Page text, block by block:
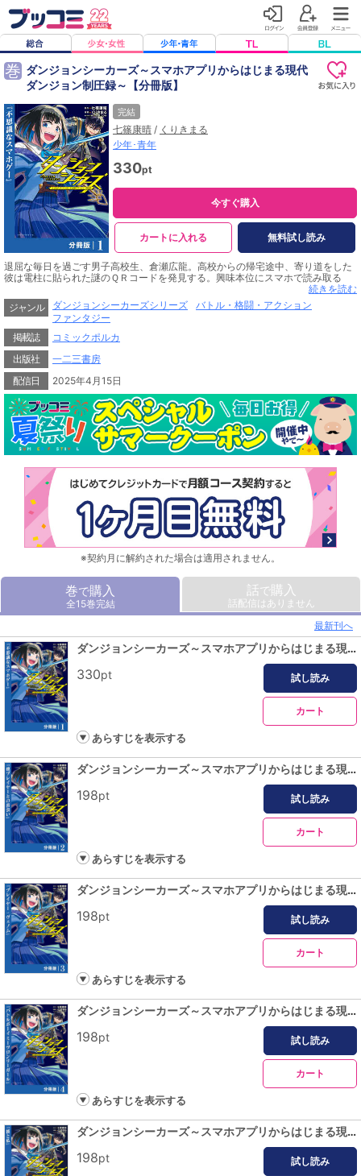
巻 ダンジョンシーカーズ～スマホアプリからはじまる現代
ダンジョン制圧録～【分冊版】
完結
七篠康晴 / くりきまる
少年･青年
330pt
今すぐ購入
カートに入れる 無料試し読み
退屈な毎日を過ごす男子高校生、倉瀬広龍。高校からの帰宅途中、寄り道をした
彼は電柱に貼られた謎のＱＲコードを発見する。興味本位にスマホで読み取る
と、とあるゲームアプリがダウンロードされた。アプリの名は、『ダンジョンシ
ーカーズ』。それはカメラ機能を使うことで、モンスターが跋扈するダンジョン
へと転移できてしまう摩訶不思議な代物で……！？
続きを読む
ジャンル
ダンジョンシーカーズシリーズ
バトル・格闘・アクション
ファンタジー
掲載誌
コミックポルカ
出版社
一二三書房
配信日
2025年4月15日
※契約月に解約された場合は適用されません。
巻で購入
全15巻完結
話で購入
話配信はありません
最新刊へ
ダンジョンシーカーズ～スマホアプリからはじまる現代ダンジョン制圧録～【分冊版】(ポルカコミックス)1
330pt 試し読み
カート
あらすじを表示する
ダンジョンシーカーズ～スマホアプリからはじまる現代ダンジョン制圧録～【分冊版】(ポルカコミックス)2
198pt 試し読み
カート
あらすじを表示する
ダンジョンシーカーズ～スマホアプリからはじまる現代ダンジョン制圧録～【分冊版】(ポルカコミックス)３
198pt 試し読み
カート
あらすじを表示する
ダンジョンシーカーズ～スマホアプリからはじまる現代ダンジョン制圧録～【分冊版】(ポルカコミックス)４
198pt 試し読み
カート
あらすじを表示する
ダンジョンシーカーズ～スマホアプリからはじまる現代ダンジョン制圧録～【分冊版】(ポルカコミックス)５
198pt 試し読み